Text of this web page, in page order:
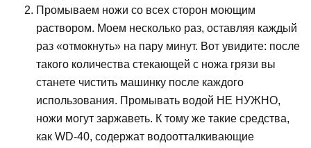
Промываем ножи со всех сторон моющим
раствором. Моем несколько раз, оставляя каждый
раз «отмокнуть» на пару минут. Вот увидите: после
такого количества стекающей с ножа грязи вы
станете чистить машинку после каждого
использования. Промывать водой НЕ НУЖНО,
ножи могут заржаветь. К тому же такие средства,
как WD-40, содержат водоотталкивающие